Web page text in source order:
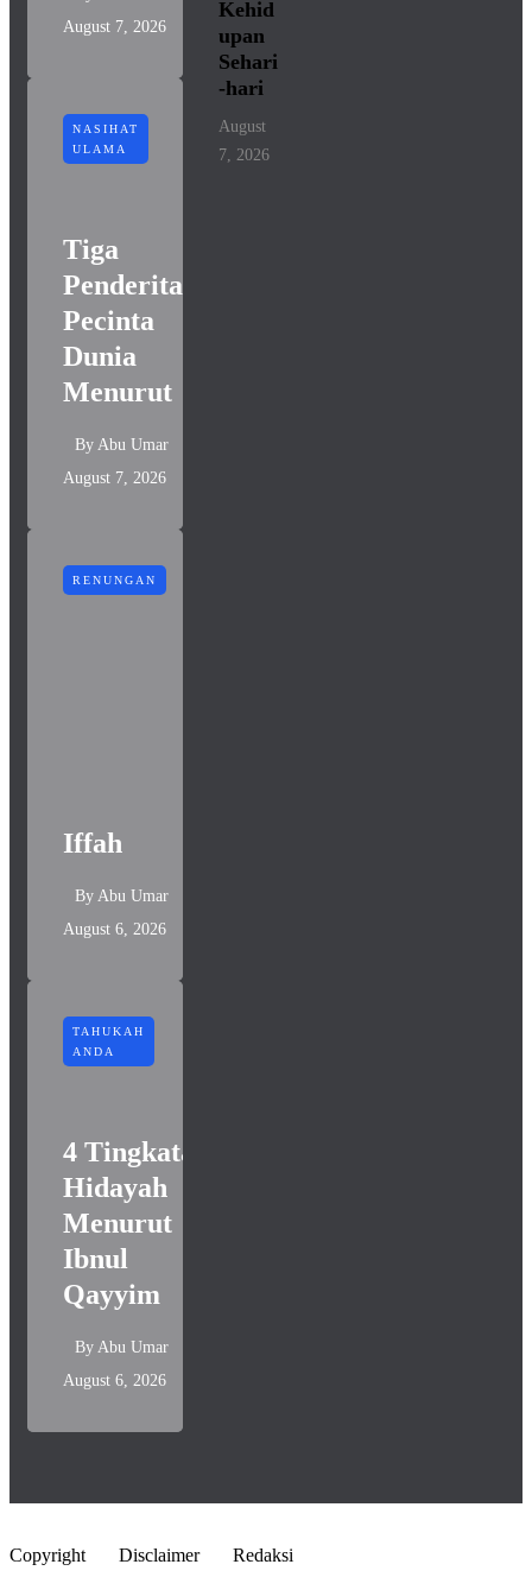
August 7, 2026
NASIHAT
ULAMA
Tiga
Penderitaan
Pecinta
Dunia
Menurut
By Abu Umar
August 7, 2026
RENUNGAN
Iffah
By Abu Umar
August 6, 2026
TAHUKAH
ANDA
4 Tingkatan
Hidayah
Menurut
Ibnul
Qayyim
By Abu Umar
August 6, 2026
Kehid
upan
Sehari
-hari
August
7, 2026
Copyright Disclaimer Redaksi